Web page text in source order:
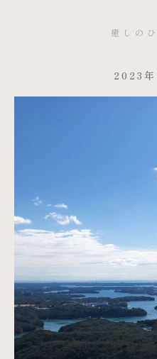
癒しの
2023